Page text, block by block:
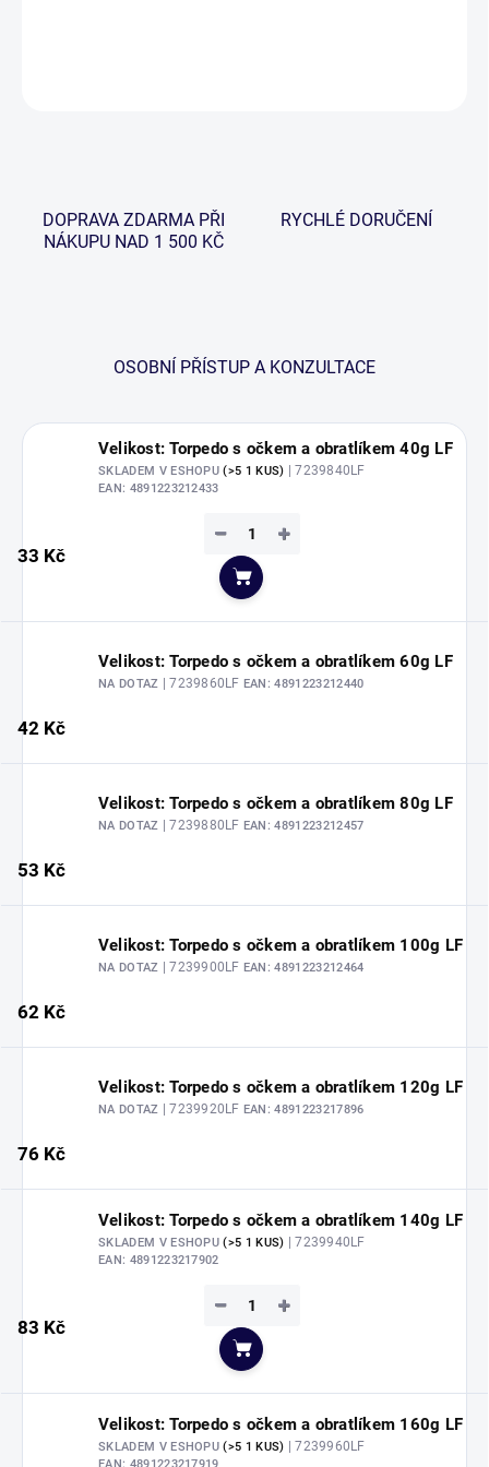
DOPRAVA ZDARMA PŘI
NÁKUPU NAD 1 500 KČ
RYCHLÉ DORUČENÍ
OSOBNÍ PŘÍSTUP A KONZULTACE
Velikost: Torpedo s očkem a obratlíkem 40g LF
SKLADEM V ESHOPU(>5 1 KUS) | 7239840LF
EAN: 4891223212433
33 Kč
+
−
Do košíku
Velikost: Torpedo s očkem a obratlíkem 60g LF
NA DOTAZ | 7239860LF EAN: 4891223212440
42 Kč
Velikost: Torpedo s očkem a obratlíkem 80g LF
NA DOTAZ | 7239880LF EAN: 4891223212457
53 Kč
Velikost: Torpedo s očkem a obratlíkem 100g LF
NA DOTAZ | 7239900LF EAN: 4891223212464
62 Kč
Velikost: Torpedo s očkem a obratlíkem 120g LF
NA DOTAZ | 7239920LF EAN: 4891223217896
76 Kč
Velikost: Torpedo s očkem a obratlíkem 140g LF
SKLADEM V ESHOPU(>5 1 KUS) | 7239940LF
EAN: 4891223217902
83 Kč
+
−
Do košíku
Velikost: Torpedo s očkem a obratlíkem 160g LF
SKLADEM V ESHOPU(>5 1 KUS) | 7239960LF